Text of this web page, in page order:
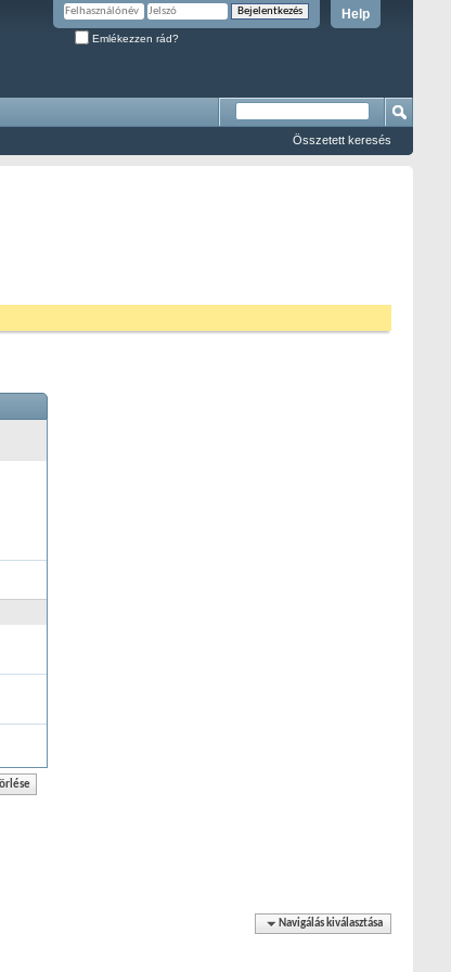
Help
Emlékezzen rád?
Összetett keresés
Navigálás kiválasztása